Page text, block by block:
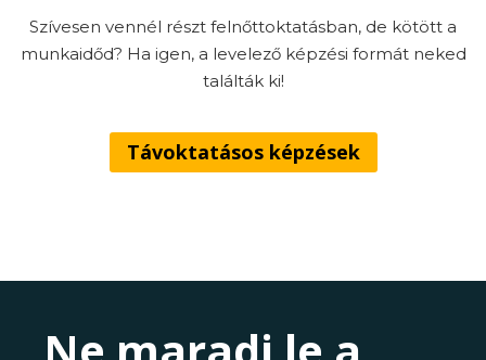
Szívesen vennél részt felnőttoktatásban, de kötött a
munkaidőd? Ha igen, a levelező képzési formát neked
találták ki!
Távoktatásos képzések